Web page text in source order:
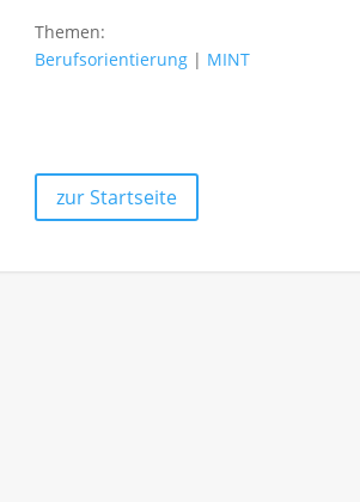
Themen:
Berufsorientierung | MINT
zur Startseite